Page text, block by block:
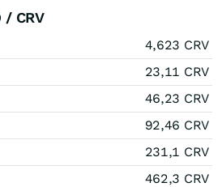
/ CRV
4,623 CRV
23,11 CRV
46,23 CRV
92,46 CRV
231,1 CRV
462,3 CRV